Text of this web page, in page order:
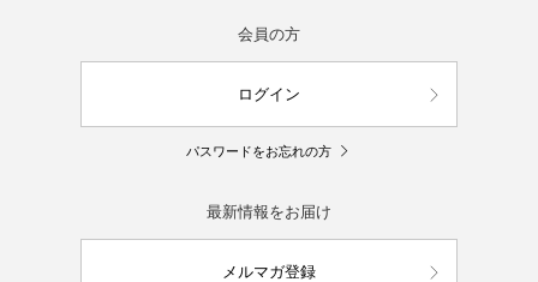
会員の方
ログイン
パスワードをお忘れの方
最新情報をお届け
メルマガ登録